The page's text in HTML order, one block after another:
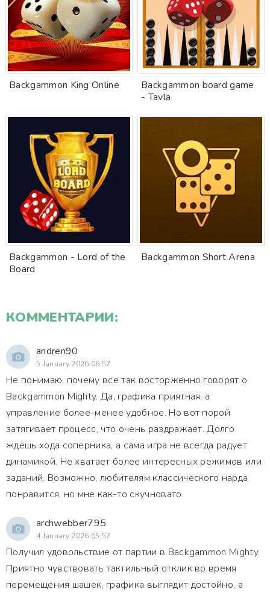
Backgammon King Online
Backgammon board game
- Tavla
Backgammon - Lord of the
Board
Backgammon Short Arena
КОММЕНТАРИИ:
andren90
5 January 2026 06:57
Не понимаю, почему все так восторженно говорят о
Backgammon Mighty. Да, графика приятная, а
управление более-менее удобное. Но вот порой
затягивает процесс, что очень раздражает. Долго
ждёшь хода соперника, а сама игра не всегда радует
динамикой. Не хватает более интересных режимов или
заданий. Возможно, любителям классического нарда
понравится, но мне как-то скучновато.
archwebber795
4 January 2026 05:57
Получил удовольствие от партии в Backgammon Mighty.
Приятно чувствовать тактильный отклик во время
перемещения шашек, графика выглядит достойно, а